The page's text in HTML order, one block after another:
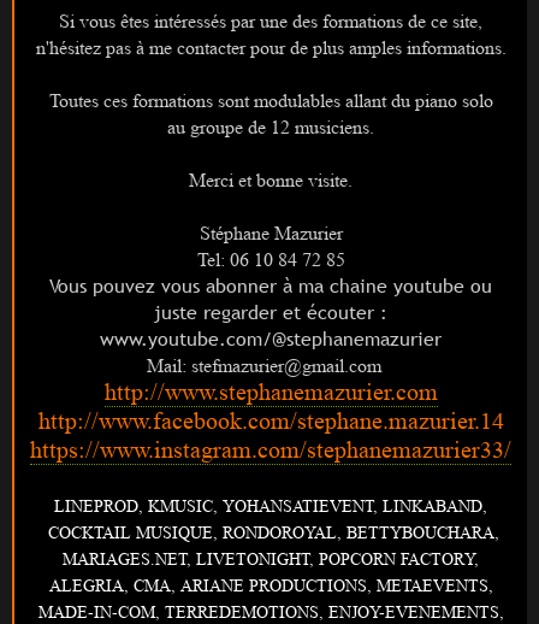
Si vous êtes intéressés par une des formations de ce site,
n'hésitez pas à me contacter pour de plus amples informations.
Toutes ces formations sont modulables allantdu piano solo
au groupe de 12 musiciens.
Merci et bonne visite.
Stéphane Mazurier
Tel: 06 10 84 72 85
Vous pouvez vous abonner à ma chaine youtube ou
juste regarder et écouter :
www.youtube.com/@stephanemazurier
Mail: stefmazurier@gmail.com
http://www.stephanemazurier.com
http://www.facebook.com/stephane.mazurier.14
https://www.instagram.com/stephanemazurier33/
LINEPROD, KMUSIC, YOHANSATIEVENT, LINKABAND,
COCKTAIL MUSIQUE, RONDOROYAL, BETTYBOUCHARA,
MARIAGES.NET, LIVETONIGHT, POPCORN FACTORY,
ALEGRIA, CMA, ARIANE PRODUCTIONS, METAEVENTS,
MADE-IN-COM, TERREDEMOTIONS, ENJOY-EVENEMENTS,